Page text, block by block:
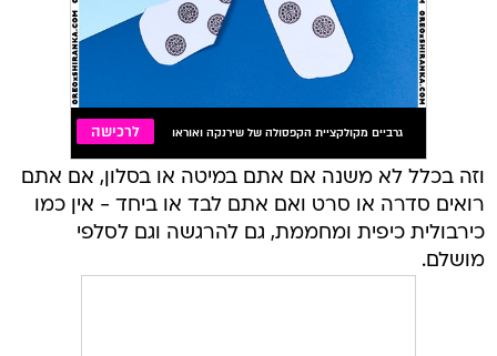
וזה בכלל לא משנה אם אתם במיטה או בסלון, אם אתם
רואים סדרה או סרט ואם אתם לבד או ביחד - אין כמו
כירבולית כיפית ומחממת, גם להרגשה וגם לסלפי
מושלם.